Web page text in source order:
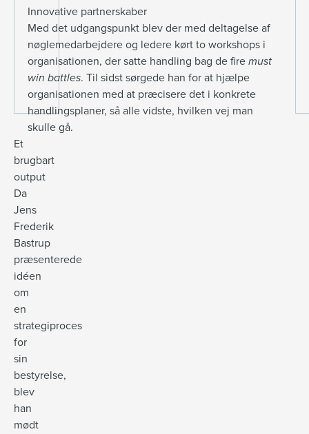
Innovative partnerskaber
Med det udgangspunkt blev der med deltagelse af
nøglemedarbejdere og ledere kørt to workshops i
organisationen, der satte handling bag de fire must
win battles. Til sidst sørgede han for at hjælpe
organisationen med at præcisere det i konkrete
handlingsplaner, så alle vidste, hvilken vej man
skulle gå.
Et
brugbart
output
Da
Jens
Frederik
Bastrup
præsenterede
idéen
om
en
strategiproces
for
sin
bestyrelse,
blev
han
mødt